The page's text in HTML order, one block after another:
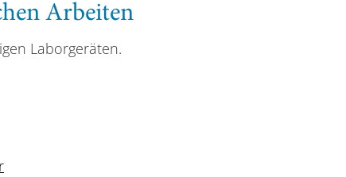
Arbeiten
Laborgeräten.